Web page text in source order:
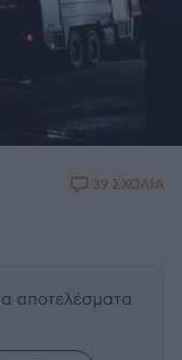
39 ΣΧΟΛΙΑ
αποτελέσματα